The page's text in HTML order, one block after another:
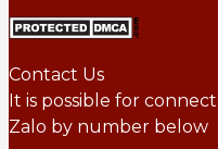
Contact Us
It is possible for
Zalo by number below